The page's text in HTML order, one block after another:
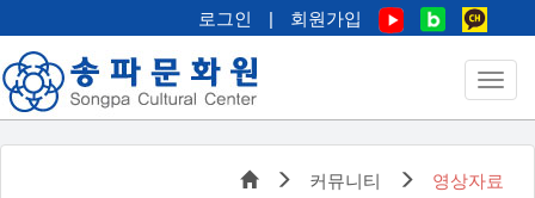
로그인 | 회원가입
커뮤니티 영상자료